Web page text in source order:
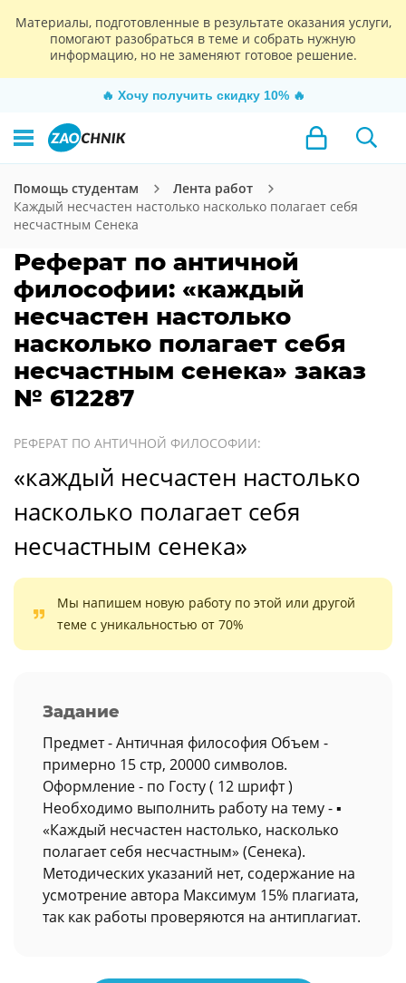
Материалы, подготовленные в результате оказания услуги,
помогают разобраться в теме и собрать нужную
информацию, но не заменяют готовое решение.
🔥 Хочу получить скидку 10% 🔥
Помощь студентам
Лента работ
Каждый несчастен настолько насколько полагает себя
несчастным Сенека
Реферат по античной
философии: «каждый
несчастен настолько
насколько полагает себя
несчастным сенека» заказ
№ 612287
РЕФЕРАТ ПО АНТИЧНОЙ ФИЛОСОФИИ:
«каждый несчастен настолько
насколько полагает себя
несчастным сенека»
Мы напишем новую работу по этой или другой
теме с уникальностью от 70%
Задание
Предмет - Античная философия Объем -
примерно 15 стр, 20000 символов.
Оформление - по Госту ( 12 шрифт )
Необходимо выполнить работу на тему - ▪
«Каждый несчастен настолько, насколько
полагает себя несчастным» (Сенека).
Методических указаний нет, содержание на
усмотрение автора Максимум 15% плагиата,
так как работы проверяются на антиплагиат.